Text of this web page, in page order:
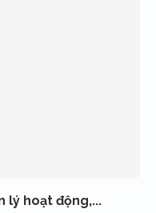
lý hoạt động,...